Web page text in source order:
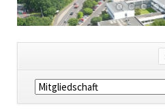
Navigation
überspringen